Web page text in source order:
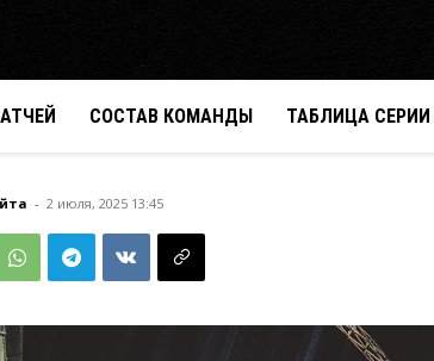
СОСТАВ КОМАНДЫ ТАБЛИЦА СЕРИИ
- 2 июля, 2025 13:45